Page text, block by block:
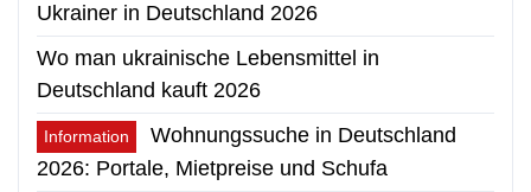
Ukrainer in Deutschland 2026
Wo man ukrainische Lebensmittel in
Deutschland kauft 2026
Information
Wohnungssuche in Deutschland
2026: Portale, Mietpreise und Schufa